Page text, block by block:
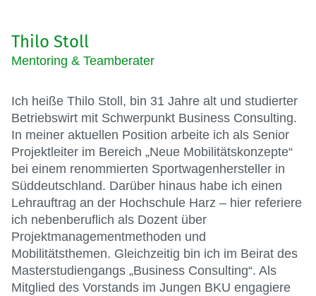
Thilo Stoll
Mentoring & Teamberater
Ich heiße Thilo Stoll, bin 31 Jahre alt und studierter
Betriebswirt mit Schwerpunkt Business Consulting.
In meiner aktuellen Position arbeite ich als Senior
Projektleiter im Bereich „Neue Mobilitätskonzepte“
bei einem renommierten Sportwagenhersteller in
Süddeutschland. Darüber hinaus habe ich einen
Lehrauftrag an der Hochschule Harz – hier referiere
ich nebenberuflich als Dozent über
Projektmanagementmethoden und
Mobilitätsthemen. Gleichzeitig bin ich im Beirat des
Masterstudiengangs „Business Consulting“. Als
Mitglied des Vorstands im Jungen BKU engagiere